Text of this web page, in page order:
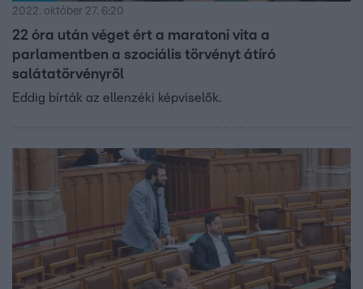
2022. október 27. 6:20
22 óra után véget ért a maratoni vita a
parlamentben a szociális törvényt átíró
salátatörvényről
Eddig bírták az ellenzéki képviselők.